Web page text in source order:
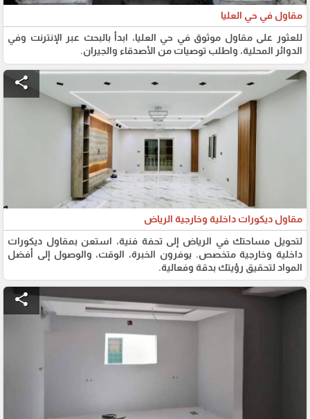
مقاول في حي العليا
للعثور على مقاول موثوق في حي العليا، ابدأ بالبحث عبر الإنترنت وفي
الدوائر المحلية، واطلب توصيات من الأصدقاء والجيران.
share
مقاول ديكورات داخلية وخارجية الرياض
لتحويل مساحتك في الرياض إلى تحفة فنية، استعن بمقاول ديكورات
داخلية وخارجية متخصص. يوفرون الخبرة، الوقت، والوصول إلى أفضل
المواد لتحقيق رؤيتك بدقة وفعالية.
share